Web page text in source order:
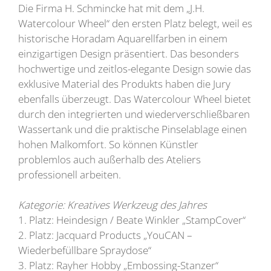
Die Firma H. Schmincke hat mit dem „J.H.
Watercolour Wheel“ den ersten Platz belegt, weil es
historische Horadam Aquarellfarben in einem
einzigartigen Design präsentiert. Das besonders
hochwertige und zeitlos-elegante Design sowie das
exklusive Material des Produkts haben die Jury
ebenfalls überzeugt. Das Watercolour Wheel bietet
durch den integrierten und wiederverschließbaren
Wassertank und die praktische Pinselablage einen
hohen Malkomfort. So können Künstler
problemlos auch außerhalb des Ateliers
professionell arbeiten.
Kategorie: Kreatives Werkzeug des Jahres
1. Platz: Heindesign / Beate Winkler „StampCover“
2. Platz: Jacquard Products „YouCAN –
Wiederbefüllbare Spraydose“
3. Platz: Rayher Hobby „Embossing-Stanzer“